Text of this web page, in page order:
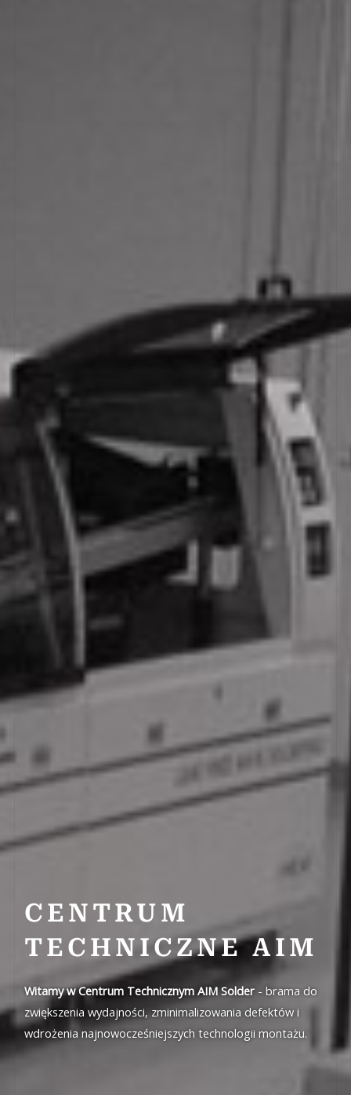
CENTRUM
TECHNICZNE AIM
Witamy w Centrum Technicznym AIM Solder - brama do
zwiększenia wydajności, zminimalizowania defektów i
wdrożenia najnowocześniejszych technologii montażu.